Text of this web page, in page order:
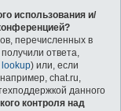
использования и/
перечисленных в
ответа,
) или, если
chat.ru,
данного
контроля над